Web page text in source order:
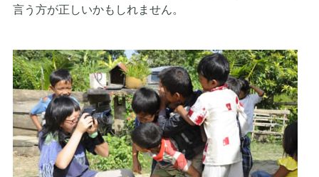
言う方が正しいかもしれません。